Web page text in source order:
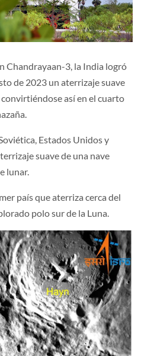
Chandrayaan-3, la India logró
de 2023 un aterrizaje suave
así en el cuarto
Estados Unidos y
suave de una nave
lunar.
país que aterriza cerca del
polo sur de la Luna.